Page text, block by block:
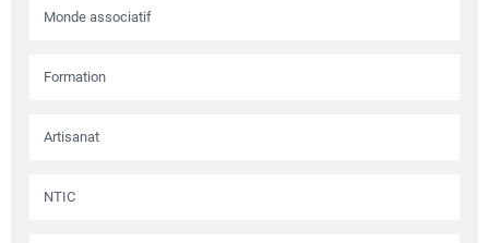
Monde associatif
Formation
Artisanat
NTIC